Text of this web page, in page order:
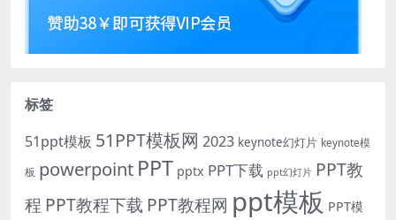
标签
51ppt模板 51PPT模板网 2023 keynote幻灯片 keynote模
板 powerpoint PPT pptx PPT下载 ppt幻灯片 PPT教
程 PPT教程下载 PPT教程网 ppt模板 PPT模